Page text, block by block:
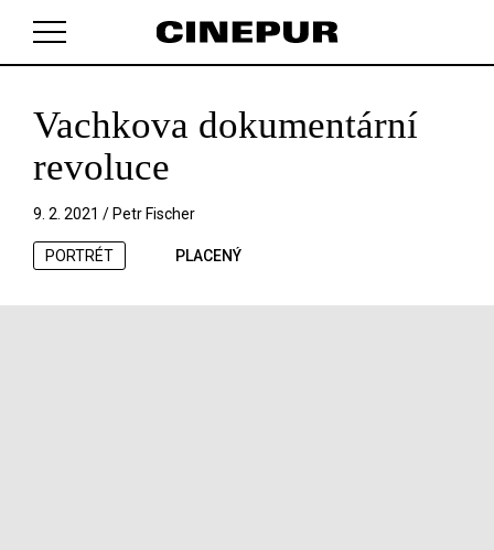
V košíku zatím nemáte žádné položky.
Vachkova dokumentární
revoluce
9. 2. 2021 / Petr Fischer
PORTRÉT PLACENÝ